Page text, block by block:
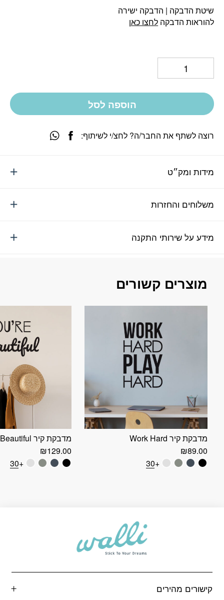
שיטת הדבקה | הדבקה ישירה
להוראות הדבקה לחצו כאן
הוספה לסל
מידות ומק״ט
משלוחים והחזרות
מידע על שירותי התקנה
רוצה לשתף את החבר/ה? לחצ/י לשיתוף:
מוצרים קשורים
מדבקת קיר Work Hard
₪89.00
+30
מדבקת קיר You’re Beautiful
₪129.00
+30
קישורים מהירים